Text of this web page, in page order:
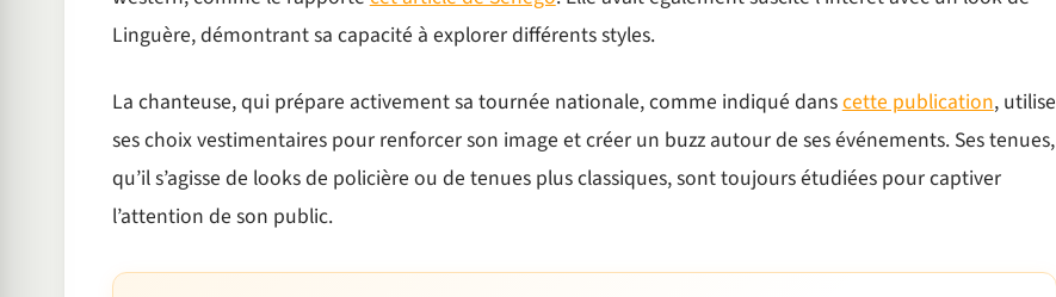
Linguère, démontrant sa capacité à explorer différents styles.
La chanteuse, qui prépare activement sa tournée nationale, comme indiqué danscette publication, utilise
ses choix vestimentaires pour renforcer son image et créer un buzz autour de ses événements. Ses tenues,
qu’il s’agisse de looks de policière ou de tenues plus classiques, sont toujours étudiées pour captiver
l’attention de son public.